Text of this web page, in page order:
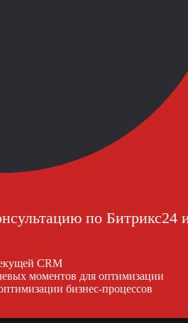
по Битрикс24
CRM
моментов для оптимизации
бизнес-процессов